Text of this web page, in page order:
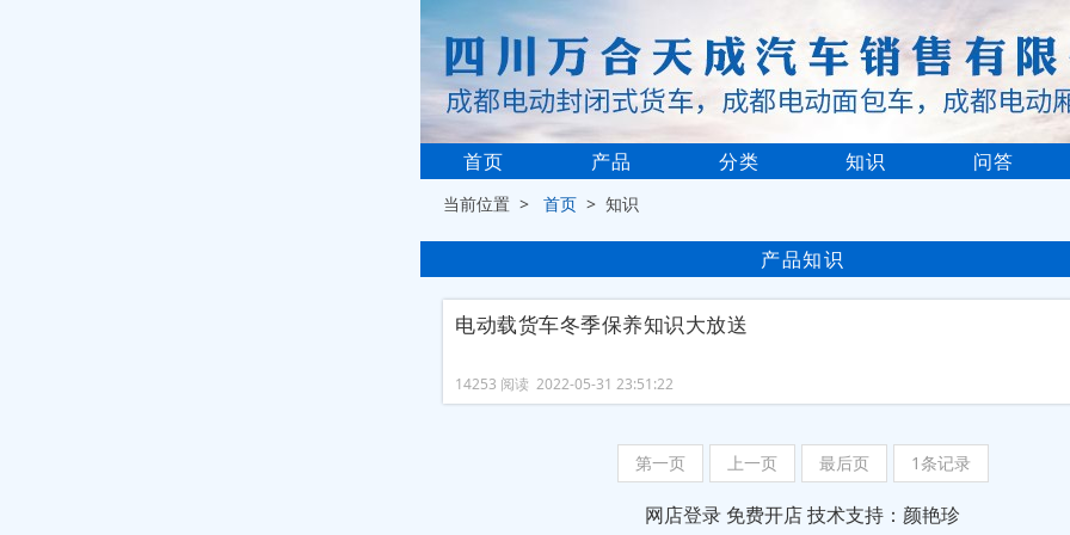
首页 产品 分类 知识 问答
当前位置 >首页 > 知识
产品知识
电动载货车冬季保养知识大放送
14253 阅读 2022-05-31 23:51:22
第一页 上一页 最后页 1条记录
网店登录 免费开店技术支持：颜艳珍